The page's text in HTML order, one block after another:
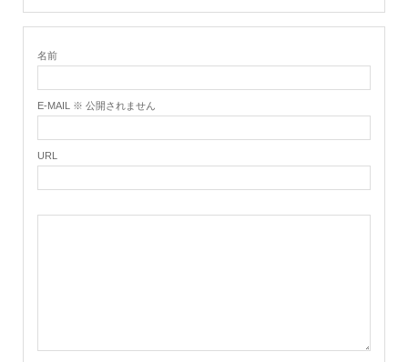
名前
E-MAIL ※ 公開されません
URL